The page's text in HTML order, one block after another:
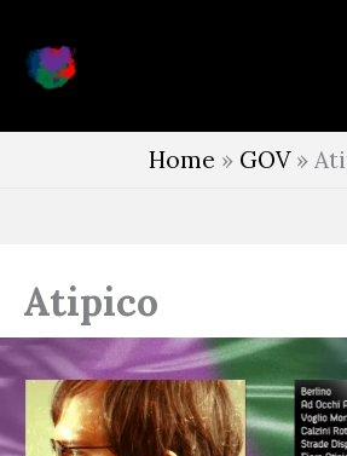
contenuto
Home » GOV»
Atipico